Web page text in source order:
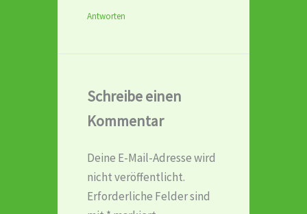
Antworten
Schreibe einen
Kommentar
Deine E-Mail-Adresse wird
nicht veröffentlicht.
Erforderliche Felder sind